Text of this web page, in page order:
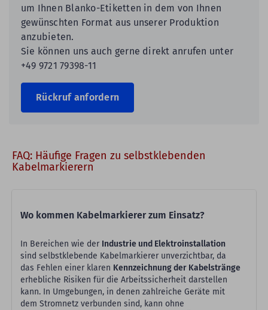
um Ihnen Blanko-Etiketten in dem von Ihnen
gewünschten Format aus unserer Produktion
anzubieten.
Sie können uns auch gerne direkt anrufen unter
+49 9721 79398-11
Rückruf anfordern
FAQ: Häufige Fragen zu selbstklebenden
Kabelmarkierern
Wo kommen Kabelmarkierer zum Einsatz?
In Bereichen wie der Industrie und Elektroinstallation
sind selbstklebende Kabelmarkierer unverzichtbar, da
das Fehlen einer klaren Kennzeichnung der Kabelstränge
erhebliche Risiken für die Arbeitssicherheit darstellen
kann. In Umgebungen, in denen zahlreiche Geräte mit
dem Stromnetz verbunden sind, kann ohne